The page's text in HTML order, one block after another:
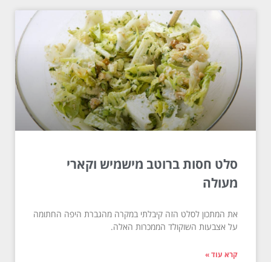
סלט חסות ברוטב מישמיש וקארי
מעולה
את המתכון לסלט הזה קיבלתי במקרה מהגברת היפה החתומה
על אצבעות השוקולד הממכרות האלה.
קרא עוד »